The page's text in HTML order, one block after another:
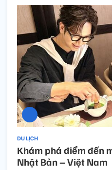
DU LỊCH
Khám phá điểm đến
Nhật Bản – Việt Nam